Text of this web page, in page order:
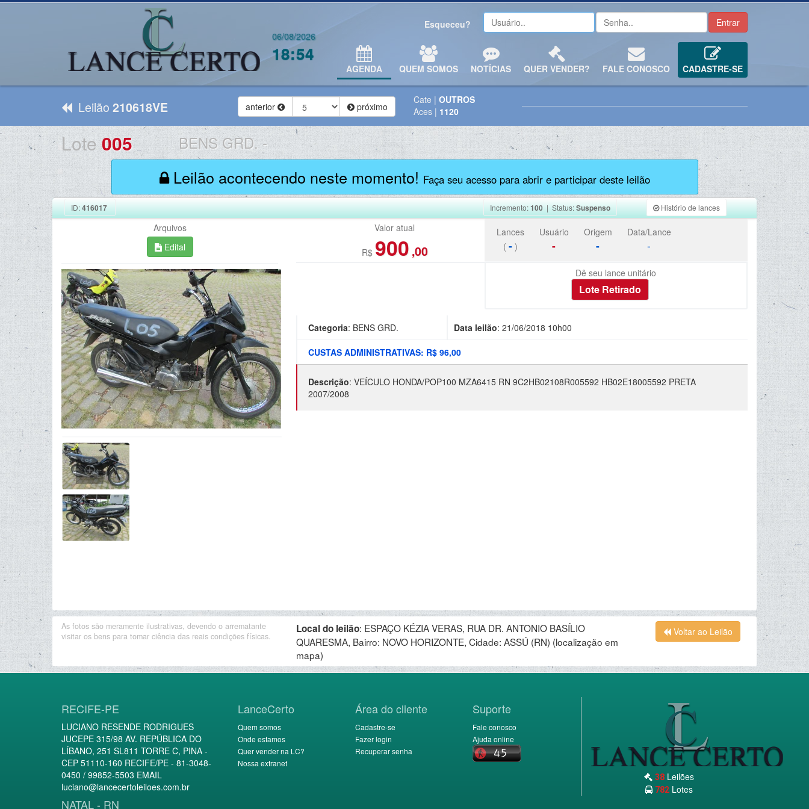
06/08/2026
18:54
Esqueceu?
AGENDA QUEM SOMOS NOTÍCIAS QUER VENDER? FALE CONOSCO CADASTRE-SE
Leilão 210618VE anterior próximo
Cate | OUTROS
Aces | 1120
Lote005 BENS GRD. -
Leilão acontecendo neste momento! Faça seu acesso para abrir e participar deste leilão
ID:416017 Incremento:100| Status:Suspenso Histório de lances
Arquivos
Edital
Valor atual
R$ 900 ,00
Lances
( -)
Usuário
-
Origem
-
Data/Lance
-
Dê seu lance unitário
Categoria: BENS GRD. Data leilão: 21/06/2018 10h00
CUSTAS ADMINISTRATIVAS: R$ 96,00
Descrição: VEÍCULO HONDA/POP100 MZA6415 RN 9C2HB02108R005592 HB02E18005592 PRETA
2007/2008
As fotos são meramente ilustrativas, devendo o arrematante
visitar os bens para tomar ciência das reais condições físicas.
Local do leilão: ESPAÇO KÉZIA VERAS, RUA DR. ANTONIO BASÍLIO
QUARESMA, Bairro: NOVO HORIZONTE, Cidade: ASSÚ (RN) (localização em
mapa)
Voltar ao Leilão
RECIFE-PE
LUCIANO RESENDE RODRIGUES
JUCEPE 315/98 AV. REPÚBLICA DO
LÍBANO, 251 SL811 TORRE C, PINA -
CEP 51110-160 RECIFE/PE - 81-3048-
0450 / 99852-5503 EMAIL
luciano@lancecertoleiloes.com.br
NATAL - RN
LanceCerto
Quem somos
Onde estamos
Quer vender na LC?
Nossa extranet
Área do cliente
Cadastre-se
Fazer login
Recuperar senha
Suporte
Fale conosco
Ajuda online
38Leilões
782Lotes